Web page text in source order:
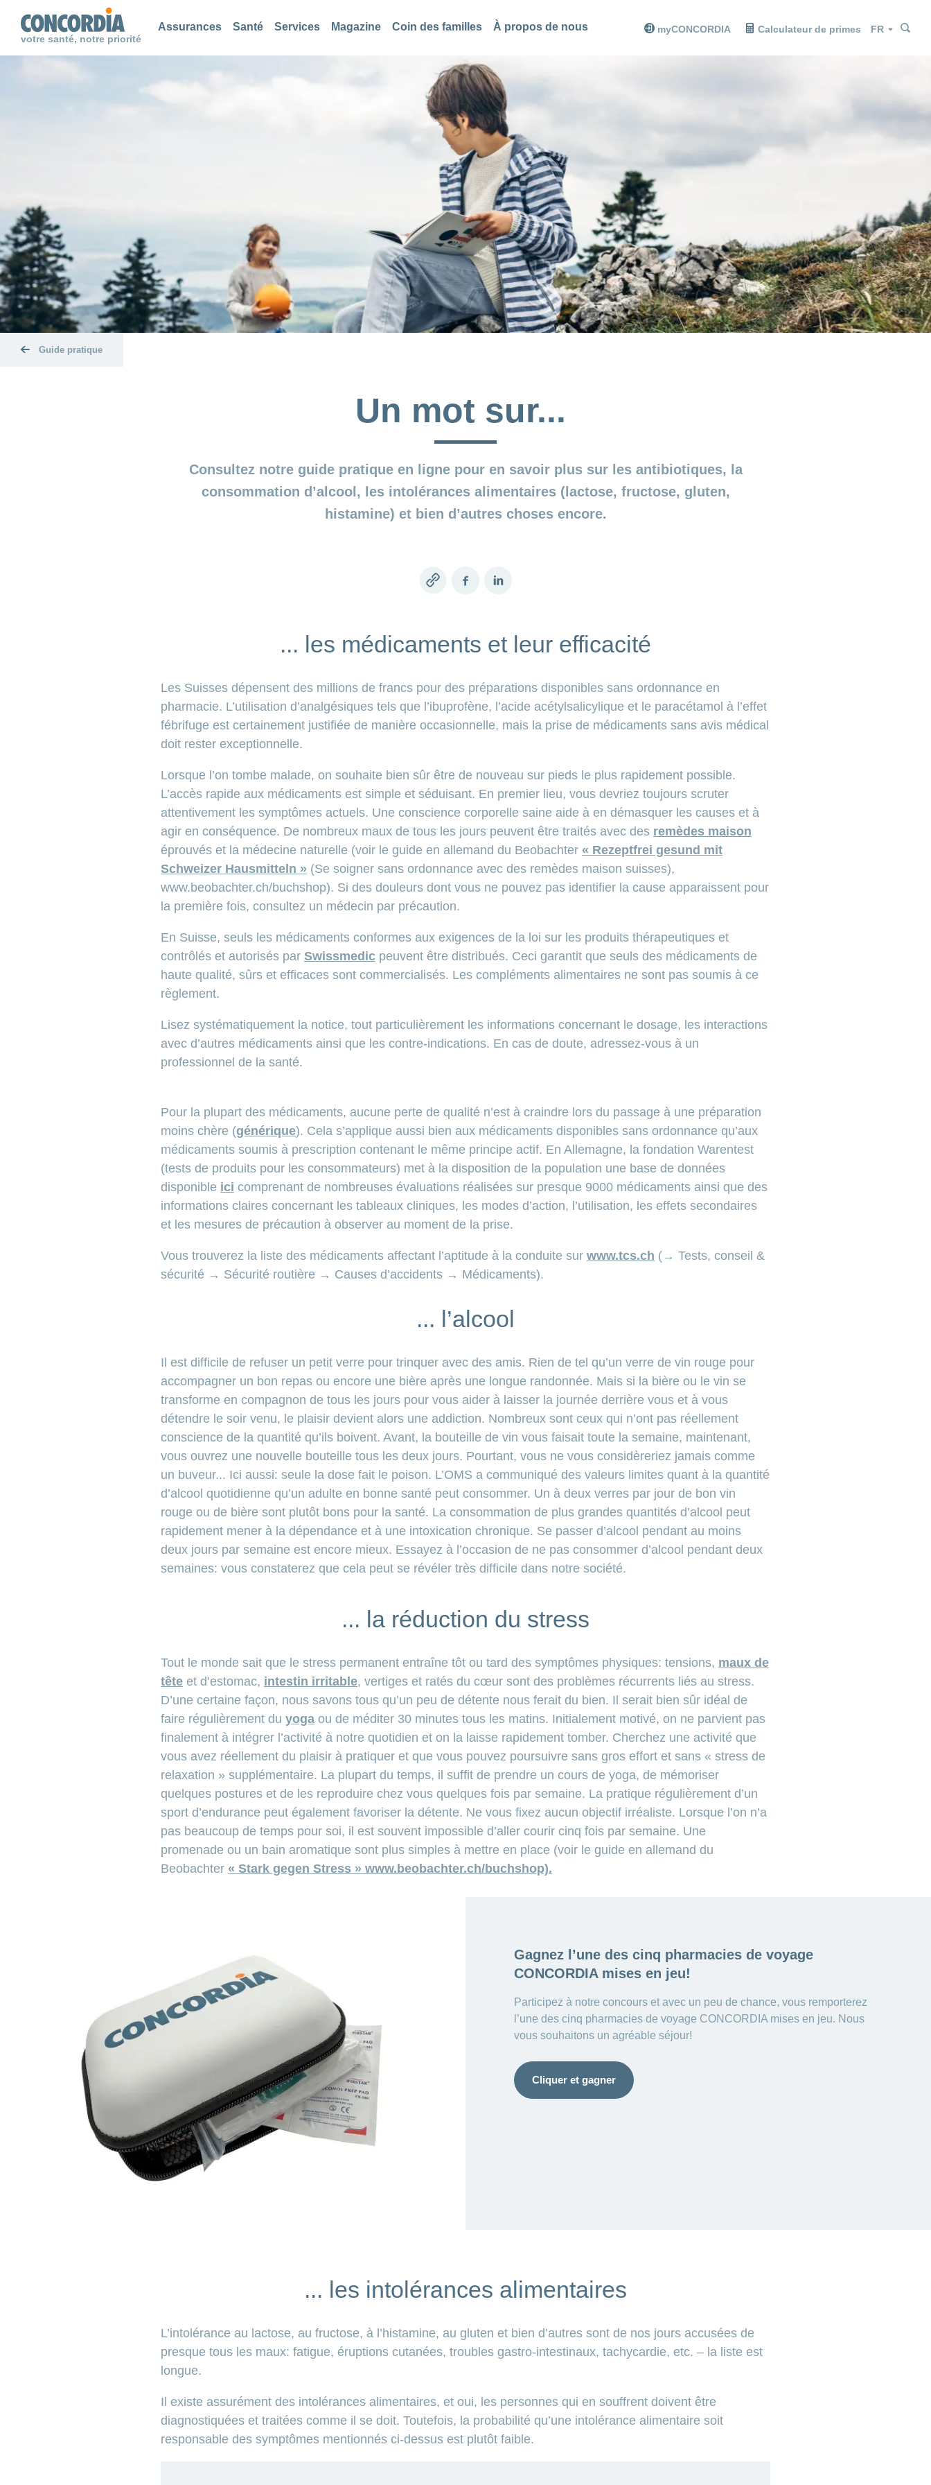
votre santé, notre priorité
Assurances Santé Services Magazine Coin des familles À propos de nous myCONCORDIA Calculateur de primes Langue
Chercher
Chercher
Chercher
Guide pratique
Un mot sur...
Consultez notre guide pratique en ligne pour en savoir plus sur les antibiotiques, la
consommation d’alcool, les intolérances alimentaires (lactose, fructose, gluten,
histamine) et bien d’autres choses encore.
Copy
FacebookLinkedIn
... les médicaments et leur efficacité
Les Suisses dépensent des millions de francs pour des préparations disponibles sans ordonnance en
pharmacie. L’utilisation d’analgésiques tels que l’ibuprofène, l’acide acétylsalicylique et le paracétamol à l’effet
fébrifuge est certainement justifiée de manière occasionnelle, mais la prise de médicaments sans avis médical
doit rester exceptionnelle.
Lorsque l’on tombe malade, on souhaite bien sûr être de nouveau sur pieds le plus rapidement possible.
L’accès rapide aux médicaments est simple et séduisant. En premier lieu, vous devriez toujours scruter
attentivement les symptômes actuels. Une conscience corporelle saine aide à en démasquer les causes et à
agir en conséquence. De nombreux maux de tous les jours peuvent être traités avec des remèdes maison
éprouvés et la médecine naturelle (voir le guide en allemand du Beobachter « Rezeptfrei gesund mit
Schweizer Hausmitteln » (Se soigner sans ordonnance avec des remèdes maison suisses),
www.beobachter.ch/buchshop). Si des douleurs dont vous ne pouvez pas identifier la cause apparaissent pour
la première fois, consultez un médecin par précaution.
En Suisse, seuls les médicaments conformes aux exigences de la loi sur les produits thérapeutiques et
contrôlés et autorisés par Swissmedic peuvent être distribués. Ceci garantit que seuls des médicaments de
haute qualité, sûrs et efficaces sont commercialisés. Les compléments alimentaires ne sont pas soumis à ce
règlement.
Lisez systématiquement la notice, tout particulièrement les informations concernant le dosage, les interactions
avec d’autres médicaments ainsi que les contre-indications. En cas de doute, adressez-vous à un
professionnel de la santé.
Pour la plupart des médicaments, aucune perte de qualité n’est à craindre lors du passage à une préparation
moins chère (générique). Cela s’applique aussi bien aux médicaments disponibles sans ordonnance qu’aux
médicaments soumis à prescription contenant le même principe actif. En Allemagne, la fondation Warentest
(tests de produits pour les consommateurs) met à la disposition de la population une base de données
disponible ici comprenant de nombreuses évaluations réalisées sur presque 9000 médicaments ainsi que des
informations claires concernant les tableaux cliniques, les modes d’action, l’utilisation, les effets secondaires
et les mesures de précaution à observer au moment de la prise.
Vous trouverez la liste des médicaments affectant l’aptitude à la conduite sur www.tcs.ch (→ Tests, conseil &
sécurité → Sécurité routière → Causes d’accidents → Médicaments).
... l’alcool
Il est difficile de refuser un petit verre pour trinquer avec des amis. Rien de tel qu’un verre de vin rouge pour
accompagner un bon repas ou encore une bière après une longue randonnée. Mais si la bière ou le vin se
transforme en compagnon de tous les jours pour vous aider à laisser la journée derrière vous et à vous
détendre le soir venu, le plaisir devient alors une addiction. Nombreux sont ceux qui n’ont pas réellement
conscience de la quantité qu’ils boivent. Avant, la bouteille de vin vous faisait toute la semaine, maintenant,
vous ouvrez une nouvelle bouteille tous les deux jours. Pourtant, vous ne vous considèreriez jamais comme
un buveur... Ici aussi: seule la dose fait le poison. L’OMS a communiqué des valeurs limites quant à la quantité
d’alcool quotidienne qu’un adulte en bonne santé peut consommer. Un à deux verres par jour de bon vin
rouge ou de bière sont plutôt bons pour la santé. La consommation de plus grandes quantités d’alcool peut
rapidement mener à la dépendance et à une intoxication chronique. Se passer d’alcool pendant au moins
deux jours par semaine est encore mieux. Essayez à l’occasion de ne pas consommer d’alcool pendant deux
semaines: vous constaterez que cela peut se révéler très difficile dans notre société.
... la réduction du stress
Tout le monde sait que le stress permanent entraîne tôt ou tard des symptômes physiques: tensions, maux de
tête et d’estomac, intestin irritable, vertiges et ratés du cœur sont des problèmes récurrents liés au stress.
D’une certaine façon, nous savons tous qu’un peu de détente nous ferait du bien. Il serait bien sûr idéal de
faire régulièrement du yoga ou de méditer 30 minutes tous les matins. Initialement motivé, on ne parvient pas
finalement à intégrer l’activité à notre quotidien et on la laisse rapidement tomber. Cherchez une activité que
vous avez réellement du plaisir à pratiquer et que vous pouvez poursuivre sans gros effort et sans « stress de
relaxation » supplémentaire. La plupart du temps, il suffit de prendre un cours de yoga, de mémoriser
quelques postures et de les reproduire chez vous quelques fois par semaine. La pratique régulièrement d’un
sport d’endurance peut également favoriser la détente. Ne vous fixez aucun objectif irréaliste. Lorsque l’on n’a
pas beaucoup de temps pour soi, il est souvent impossible d’aller courir cinq fois par semaine. Une
promenade ou un bain aromatique sont plus simples à mettre en place (voir le guide en allemand du
Beobachter « Stark gegen Stress » www.beobachter.ch/buchshop).
Gagnez l’une des cinq pharmacies de voyage
CONCORDIA mises en jeu!
Participez à notre concours et avec un peu de chance, vous remporterez
l’une des cinq pharmacies de voyage CONCORDIA mises en jeu. Nous
vous souhaitons un agréable séjour!
Cliquer et gagner
... les intolérances alimentaires
L’intolérance au lactose, au fructose, à l’histamine, au gluten et bien d’autres sont de nos jours accusées de
presque tous les maux: fatigue, éruptions cutanées, troubles gastro-intestinaux, tachycardie, etc. – la liste est
longue.
Il existe assurément des intolérances alimentaires, et oui, les personnes qui en souffrent doivent être
diagnostiquées et traitées comme il se doit. Toutefois, la probabilité qu’une intolérance alimentaire soit
responsable des symptômes mentionnés ci-dessus est plutôt faible.